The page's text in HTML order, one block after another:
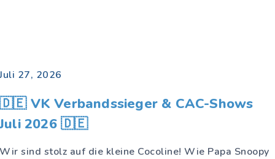
Juli 27, 2026
🇩🇪 VK Verbandssieger & CAC-Shows
Juli 2026 🇩🇪
Wir sind stolz auf die kleine Cocoline! Wie Papa Snoopy